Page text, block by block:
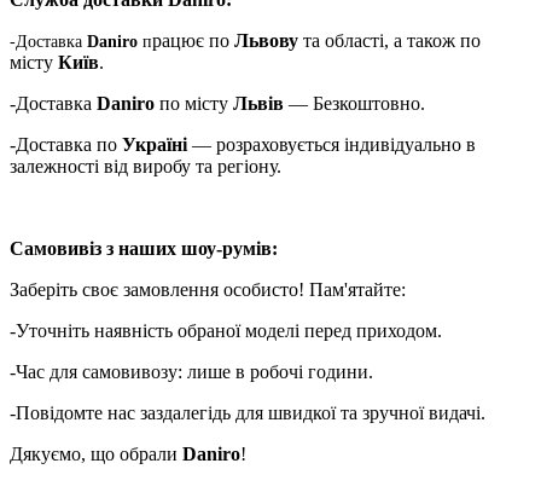
-Доставка Daniro працює по Львову та області, а також по
місту Київ.
-Доставка Daniro по місту Львів — Безкоштовно.
-Доставка по Україні — розраховується індивідуально в
залежності від виробу та регіону.
Самовивіз з наших шоу-румів:
Заберіть своє замовлення особисто! Пам'ятайте:
-Уточніть наявність обраної моделі перед приходом.
-Час для самовивозу: лише в робочі години.
-Повідомте нас заздалегідь для швидкої та зручної видачі.
Дякуємо, що обрали Daniro!